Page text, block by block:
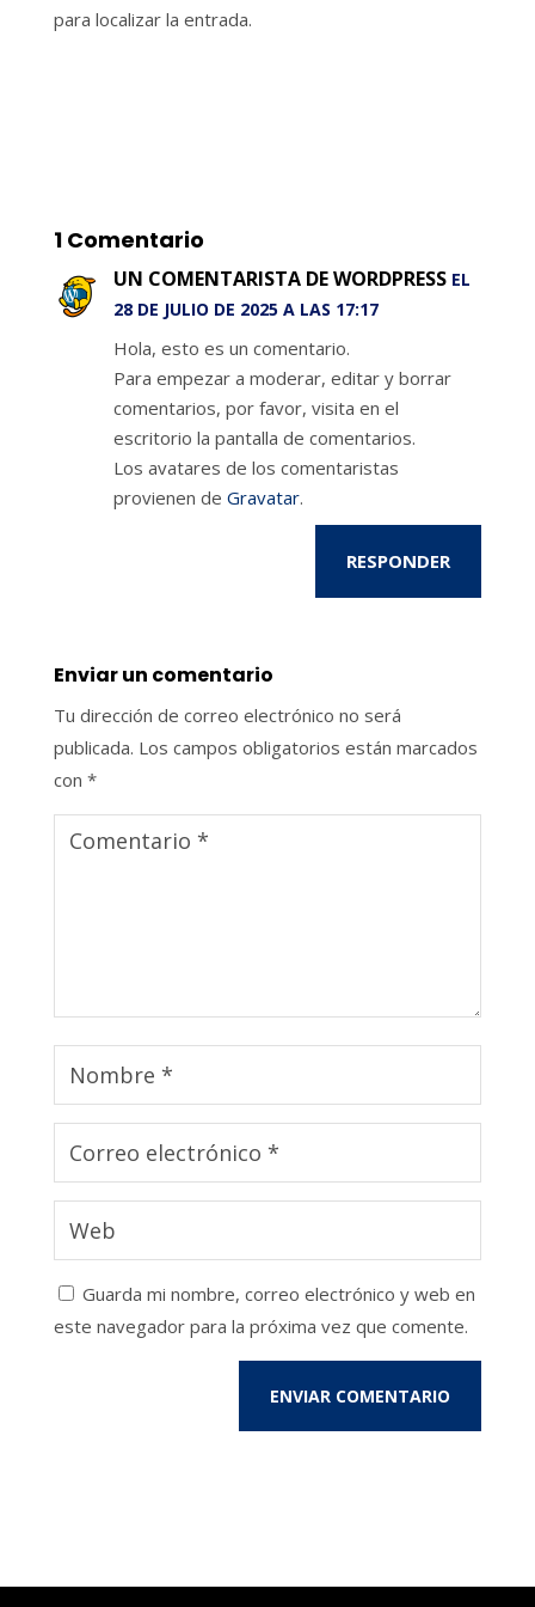
para localizar la entrada.
1 Comentario
UN COMENTARISTA DE WORDPRESS EL
28 DE JULIO DE 2025 A LAS 17:17
Hola, esto es un comentario.
Para empezar a moderar, editar y borrar
comentarios, por favor, visita en el
escritorio la pantalla de comentarios.
Los avatares de los comentaristas
provienen de Gravatar.
RESPONDER
Enviar un comentario
Tu dirección de correo electrónico no será
publicada. Los campos obligatorios están marcados
con *
Guarda mi nombre, correo electrónico y web en
este navegador para la próxima vez que comente.
ENVIAR COMENTARIO